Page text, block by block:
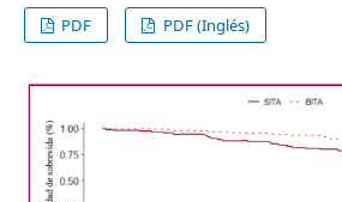
PDF
PDF (Inglés)